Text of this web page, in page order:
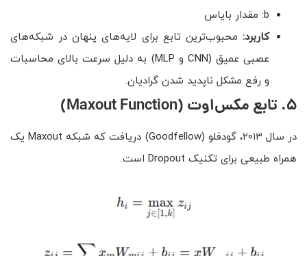
b: مقدار بایاس
کاربرد: محبوب‌ترین تابع برای لایه‌های پنهان در شبکه‌های
عصبی عمیق (CNN و MLP) به دلیل سرعت بالای محاسبات
و رفع مشکل ناپدید شدن گرادیان.
۵. تابع مکس‌اوت (Maxout Function)
در سال ۲۰۱۳، گودفلو (Goodfellow) دریافت که شبکه Maxout یک
همراه طبیعی برای تکنیک Dropout است.